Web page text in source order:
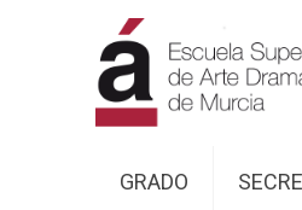
GRADO